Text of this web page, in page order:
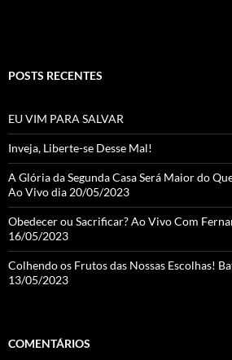
el
POSTS RECENTES
EU VIM PARA SALVAR
Inveja, Liberte-se Desse Mal!
A Glória da Segunda Casa Será Maior do
Ao Vivo dia 20/05/2023
Obedecer ou Sacrificar? Ao Vivo Com
16/05/2023
Colhendo os Frutos das Nossas Escolhas!
13/05/2023
COMENTÁRIOS